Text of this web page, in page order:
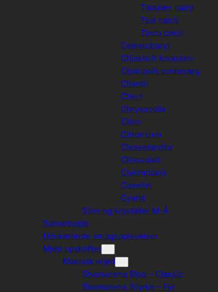
Tabulær calcit
Teal calcit
Zinco calcit
Celestobaryt
Chiastolit korssten
Chalcoolit tordenæg
Charoit
Chert
Chrysocolla
Citrin
Citronsten
Cleavelandite
Clinozoisit
Colombianit
Covellin
Cyanit
Sten og krystaller M-Å
Samarbejde
Udekørende smagsoplevelser
Mjød opskrifter
Klassisk mjød
Shamanens Blod – Classic
Shamanens Styrke – Fyr